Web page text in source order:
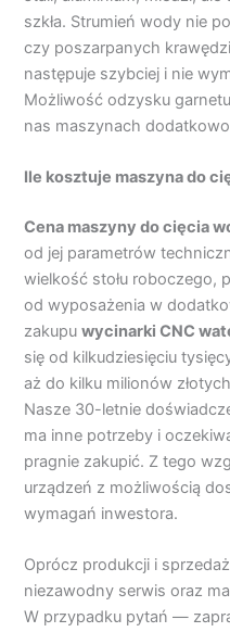
szkła. Strumień wody nie
czy poszarpanych
następuje szybciej i nie
Możliwość odzysku
nas maszynach
Ile kosztuje maszyna do
Cena maszyny do cięcia
od jej parametrów
wielkość stołu roboczego,
od wyposażenia w
zakupuwycinarki CNC
się od kilkudziesięciu
aż do kilku milionów
Nasze 30-letnie
ma inne potrzeby i
pragnie zakupić. Z tego
urządzeń z możliwością
wymagań inwestora.
Oprócz produkcji i
niezawodny serwis oraz
W przypadku pytań —